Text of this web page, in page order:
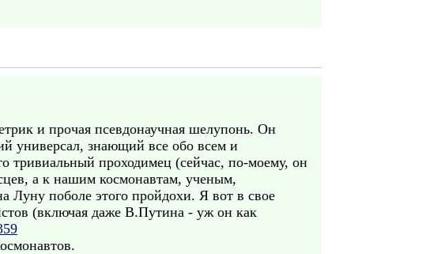
и прочая псевдонаучная шелупонь. Он
универсал, знающий все обо всем и
тривиальный проходимец (сейчас, по-моему, он
а к нашим космонавтам, ученым,
Луну поболе этого пройдохи. Я вот в свое
(включая даже В.Путина - уж он как